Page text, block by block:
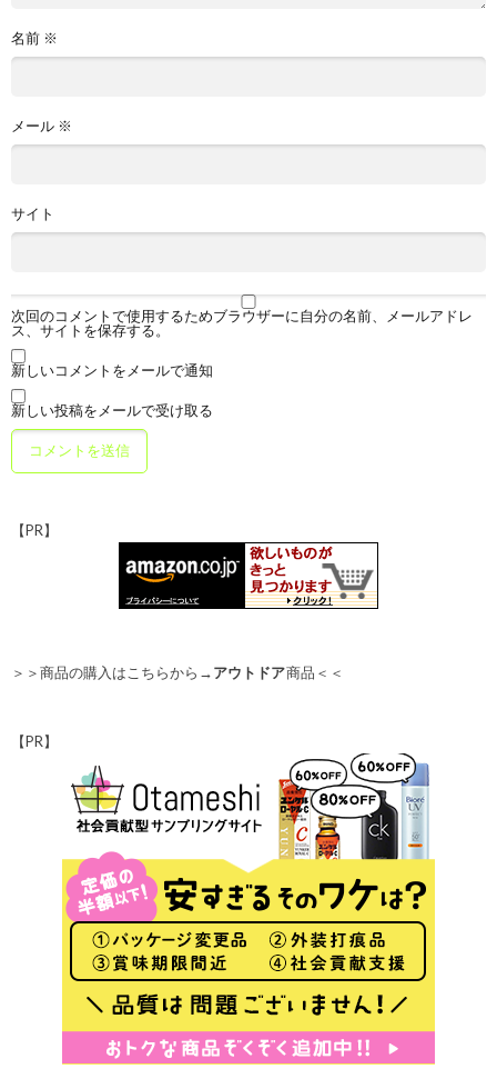
名前 ※
メール ※
サイト
次回のコメントで使用するためブラウザーに自分の名前、メールアドレ
ス、サイトを保存する。
新しいコメントをメールで通知
新しい投稿をメールで受け取る
【PR】
＞＞商品の購入はこちらから→アウトドア商品＜＜
【PR】